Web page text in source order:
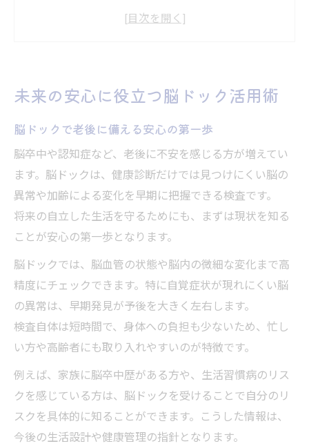
脳ドックの効果と費用のバランスを考える
脳ドックが老後の健康維持に役立つ根拠
脳ドックで認知症や脳卒中を早期予防
脳ドックと健康診断の違いを徹底比較
脳ドック受診が家族の安心につながる理由
脳ドックを活用した自立した生活の実現
脳ドック受診は本当に毎年必要なのか検証
脳ドックの受診頻度は年齢やリスクで変わ
る
脳ドックを毎年受ける必要性と根拠を解説
脳ドック受診間隔の決め方と実践ポイント
脳ドック費用と頻度の最適なバランスとは
準
認知症予防のために今できる生活習慣とは
脳ドックでわかる認知症リスクと予防法
未来の安心に役立つ脳ドック活用術
脳ドックで老後に備える安心の第一歩
脳卒中や認知症など、老後に不安を感じる方が増えてい
ます。脳ドックは、健康診断だけでは見つけにくい脳の
異常や加齢による変化を早期に把握できる検査です。
将来の自立した生活を守るためにも、まずは現状を知る
ことが安心の第一歩となります。
脳ドックでは、脳血管の状態や脳内の微細な変化まで高
精度にチェックできます。特に自覚症状が現れにくい脳
の異常は、早期発見が予後を大きく左右します。
検査自体は短時間で、身体への負担も少ないため、忙し
い方や高齢者にも取り入れやすいのが特徴です。
例えば、家族に脳卒中歴がある方や、生活習慣病のリス
クを感じている方は、脳ドックを受けることで自分のリ
スクを具体的に知ることができます。こうした情報は、
今後の生活設計や健康管理の指針となります。